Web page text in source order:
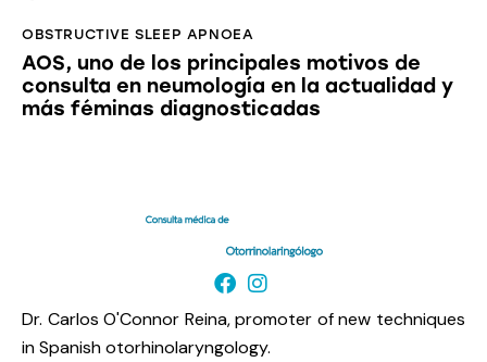
OBSTRUCTIVE SLEEP APNOEA
AOS, uno de los principales motivos de
consulta en neumología en la actualidad y
más féminas diagnosticadas
Dr. Carlos O'Connor Reina, promoter of new techniques
in Spanish otorhinolaryngology.